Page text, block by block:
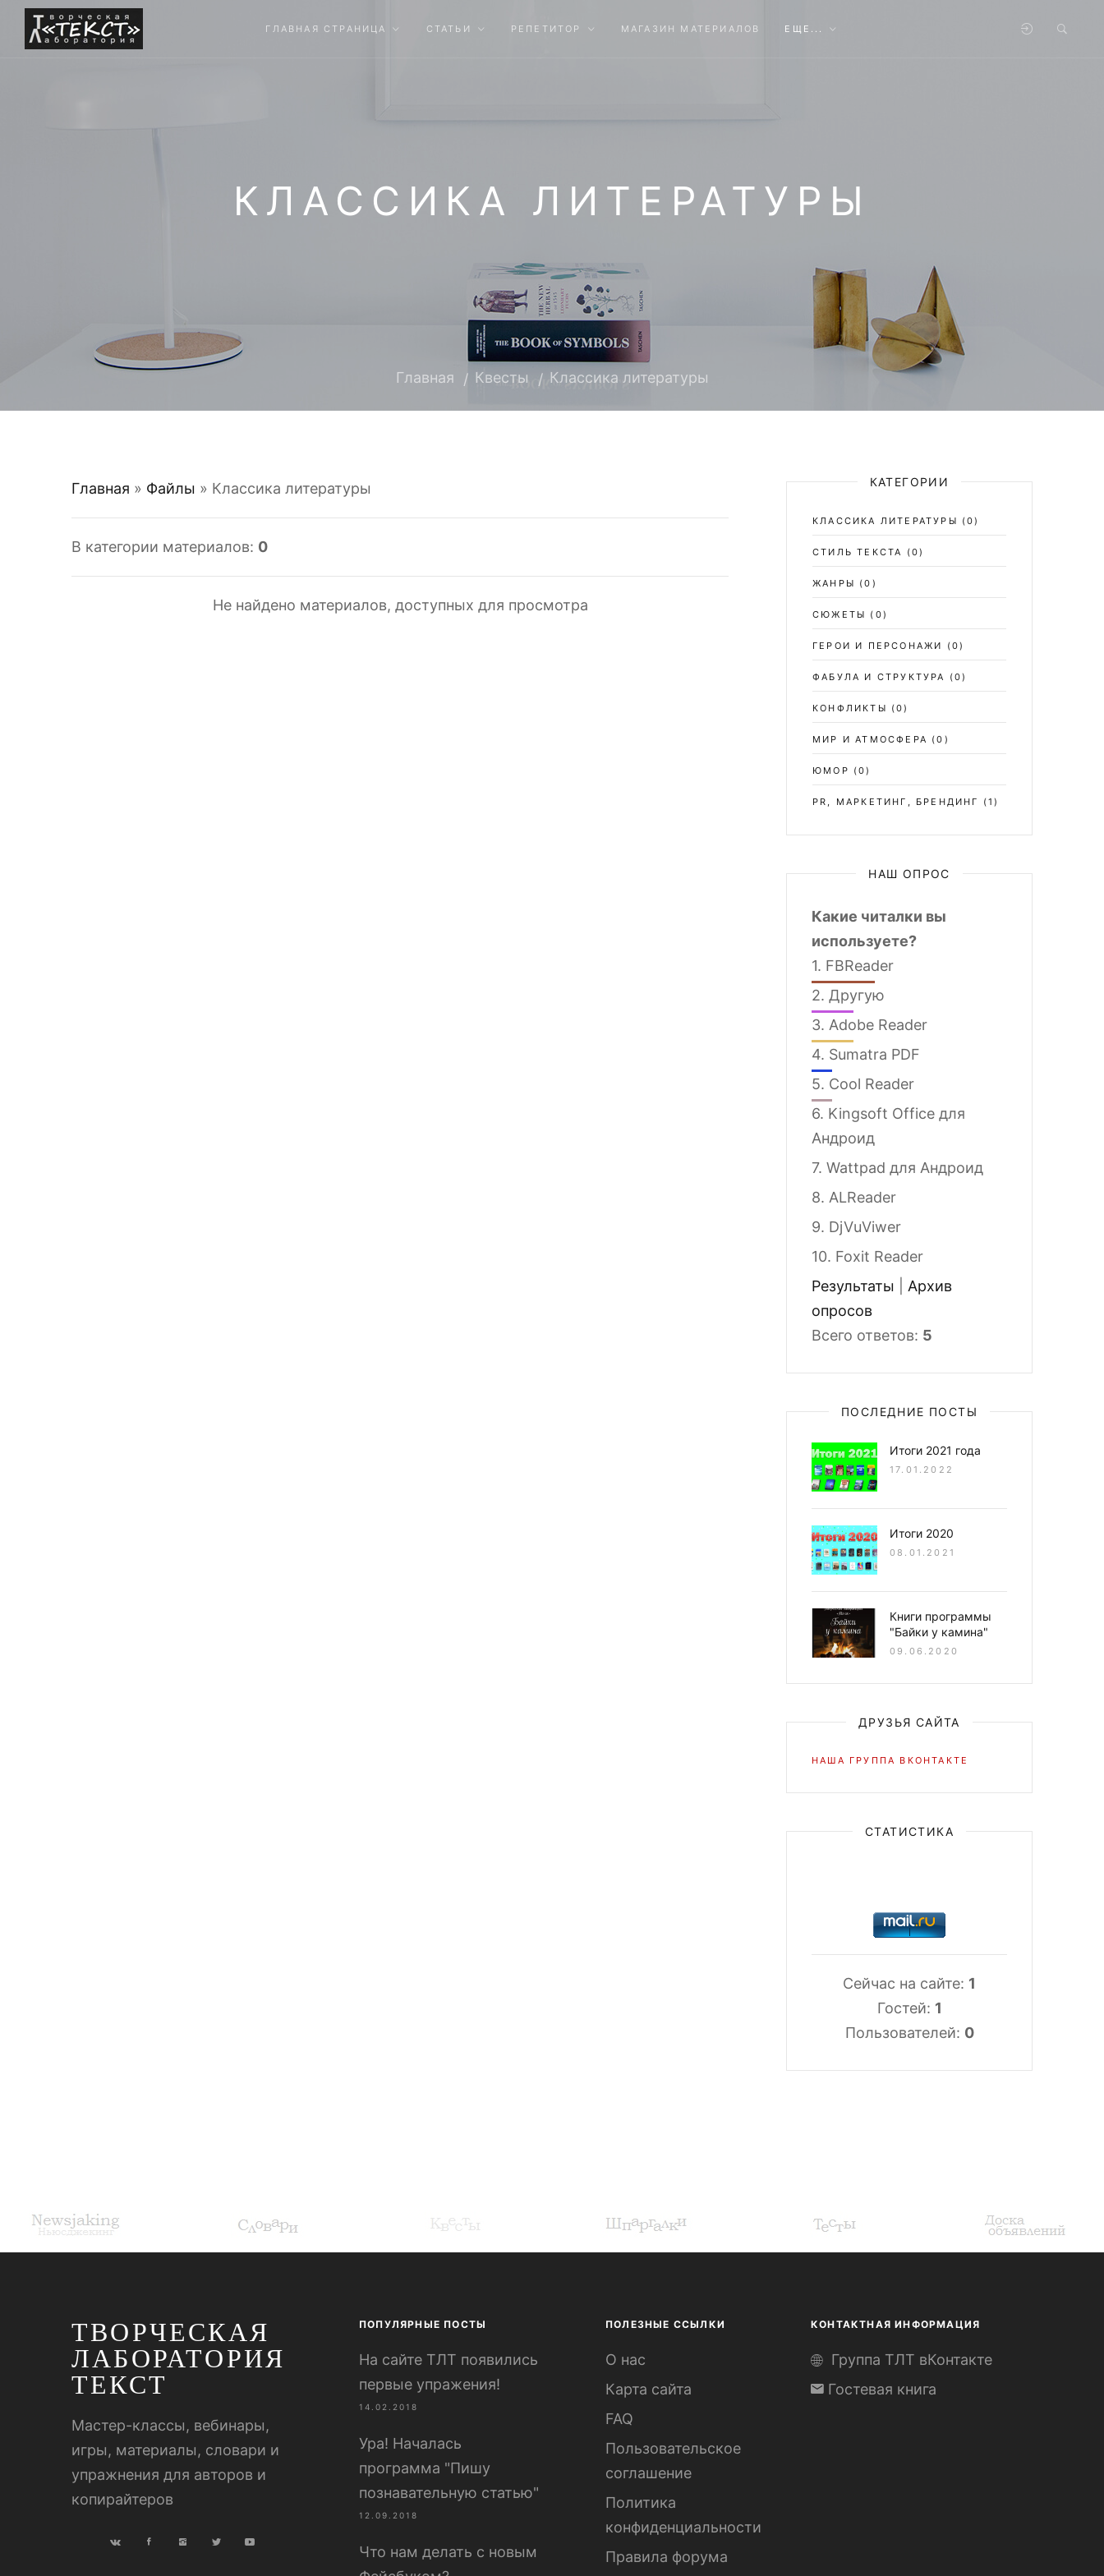
ГЛАВНАЯ СТРАНИЦА СТАТЬИ РЕПЕТИТОР МАГАЗИН МАТЕРИАЛОВ ЕЩЕ...
КЛАССИКА ЛИТЕРАТУРЫ
Главная Квесты Классика литературы
Главная » Файлы » Классика литературы
В категории материалов: 0
Не найдено материалов, доступных для просмотра
КАТЕГОРИИ
КЛАССИКА ЛИТЕРАТУРЫ (0)
СТИЛЬ ТЕКСТА (0)
ЖАНРЫ (0)
СЮЖЕТЫ (0)
ГЕРОИ И ПЕРСОНАЖИ (0)
ФАБУЛА И СТРУКТУРА (0)
КОНФЛИКТЫ (0)
МИР И АТМОСФЕРА (0)
ЮМОР (0)
PR, МАРКЕТИНГ, БРЕНДИНГ (1)
НАШ ОПРОС
Какие читалки вы
используете?
1. FBReader
2. Другую
3. Adobe Reader
4. Sumatra PDF
5. Cool Reader
6. Kingsoft Office для
Андроид
7. Wattpad для Андроид
8. ALReader
9. DjVuViwer
10. Foxit Reader
Результаты
Архив
опросов
Всего ответов: 5
ПОСЛЕДНИЕ ПОСТЫ
Итоги 2021 года
17.01.2022
Итоги 2020
08.01.2021
Книги программы
"Байки у камина"
09.06.2020
ДРУЗЬЯ САЙТА
НАША ГРУППА ВКОНТАКТЕ
СТАТИСТИКА
Сейчас на сайте: 1
Гостей: 1
Пользователей: 0
ТВОРЧЕСКАЯ
ЛАБОРАТОРИЯ
ТЕКСТ
Мастер-классы, вебинары,
игры, материалы, словари и
упражнения для авторов и
копирайтеров
ПОПУЛЯРНЫЕ ПОСТЫ
На сайте ТЛТ появились
первые упражения!
14.02.2018
Ура! Началась
программа "Пишу
познавательную статью"
12.09.2018
Что нам делать с новым
ПОЛЕЗНЫЕ ССЫЛКИ
О нас
Карта сайта
FAQ
Пользовательское
соглашение
Политика
конфиденциальности
Правила форума
КОНТАКТНАЯ ИНФОРМАЦИЯ
Группа ТЛТ вКонтакте
Гостевая книга